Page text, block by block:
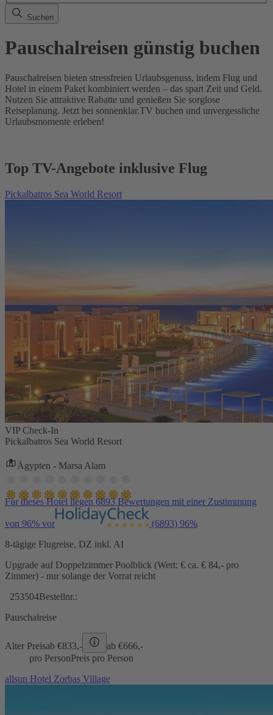
Suchen
Pauschalreisen günstig buchen
Pauschalreisen bieten stressfreien Urlaubsgenuss, indem Flug und
Hotel in einem Paket kombiniert werden – das spart Zeit und Geld.
Nutzen Sie attraktive Rabatte und genießen Sie sorglose
Reiseplanung. Jetzt bei sonnenklar.TV buchen und unvergessliche
Urlaubsmomente erleben!
Top TV-Angebote inklusive Flug
Pickalbatros Sea World Resort
VIP Check-In
Pickalbatros Sea World Resort
Ägypten - Marsa Alam
Für dieses Hotel liegen 6893 Bewertungen mit einer Zustimmung
von 96% vor (6893) 96%
8-tägige Flugreise, DZ inkl. AI
Upgrade auf Doppelzimmer Poolblick (Wert: € ca. € 84,- pro
Zimmer) - nur solange der Vorrat reicht
253504Bestellnr.:
Pauschalreise
Alter Preisab €833,- ab €666,-
pro PersonPreis pro Person
allsun Hotel Zorbas Village